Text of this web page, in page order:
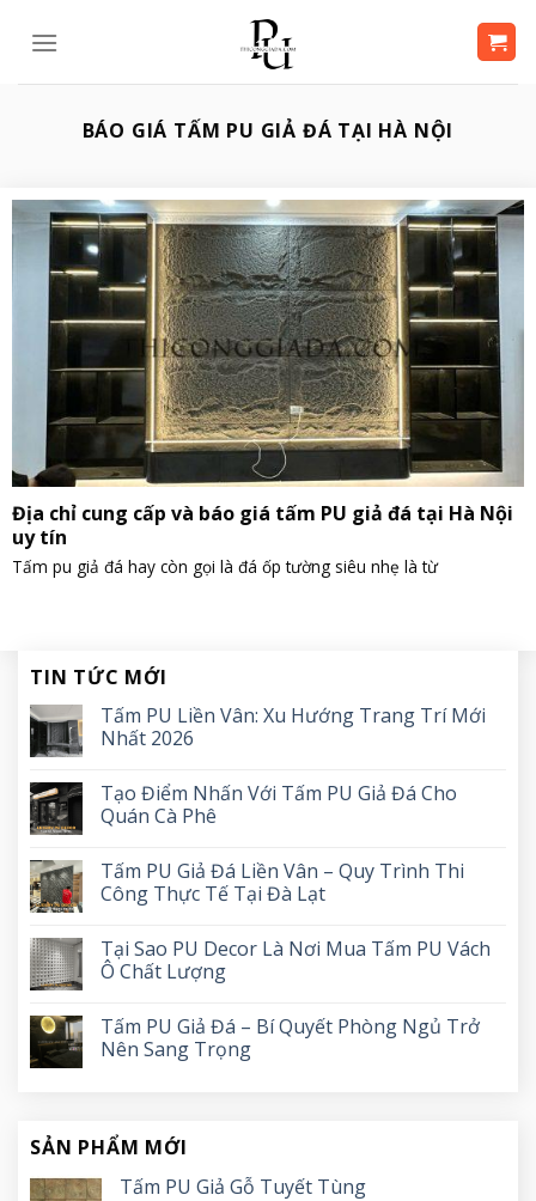
BÁO GIÁ TẤM PU GIẢ ĐÁ TẠI HÀ NỘI
Địa chỉ cung cấp và báo giá tấm PU giả đá tại Hà Nội
uy tín
Tấm pu giả đá hay còn gọi là đá ốp tường siêu nhẹ là từ
TIN TỨC MỚI
Tấm PU Liền Vân: Xu Hướng Trang Trí Mới
Nhất 2026
Tạo Điểm Nhấn Với Tấm PU Giả Đá Cho
Quán Cà Phê
Tấm PU Giả Đá Liền Vân – Quy Trình Thi
Công Thực Tế Tại Đà Lạt
Tại Sao PU Decor Là Nơi Mua Tấm PU Vách
Ô Chất Lượng
Tấm PU Giả Đá – Bí Quyết Phòng Ngủ Trở
Nên Sang Trọng
SẢN PHẨM MỚI
Tấm PU Giả Gỗ Tuyết Tùng